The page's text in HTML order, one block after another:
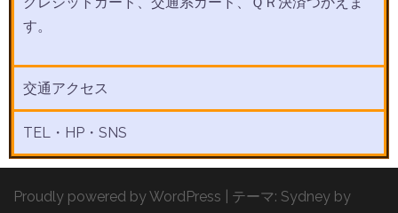
す。
交通アクセス
TEL・HP・SNS
Proudly powered by WordPress テーマ: Sydney by